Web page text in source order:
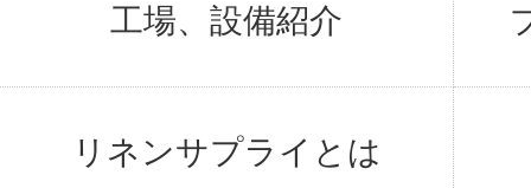
工場、設備紹介
リネンサプライとは